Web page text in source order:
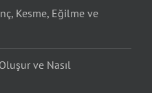
Kesme, Eğilme ve
ve Nasıl